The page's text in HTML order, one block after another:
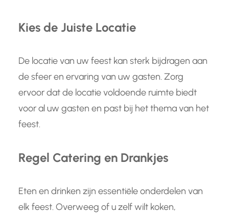
Kies de Juiste Locatie
De locatie van uw feest kan sterk bijdragen aan
de sfeer en ervaring van uw gasten. Zorg
ervoor dat de locatie voldoende ruimte biedt
voor al uw gasten en past bij het thema van het
feest.
Regel Catering en Drankjes
Eten en drinken zijn essentiële onderdelen van
elk feest. Overweeg of u zelf wilt koken,